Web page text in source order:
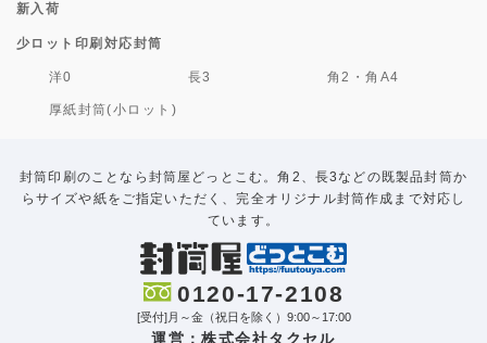
新入荷
少ロット印刷対応封筒
洋0 長3 角2・角A4
厚紙封筒(小ロット)
封筒印刷のことなら封筒屋どっとこむ。角2、長3などの既製品封筒か
らサイズや紙をご指定いただく、完全オリジナル封筒作成まで対応し
ています。
0120-17-2108
[受付]月～金（祝日を除く）9:00～17:00
運営：株式会社タクセル